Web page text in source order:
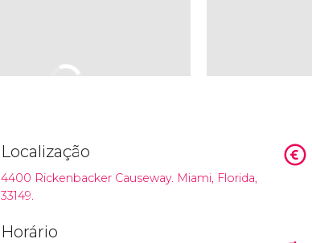
Localização
4400 Rickenbacker Causeway. Miami, Florida,
33149.
Horário